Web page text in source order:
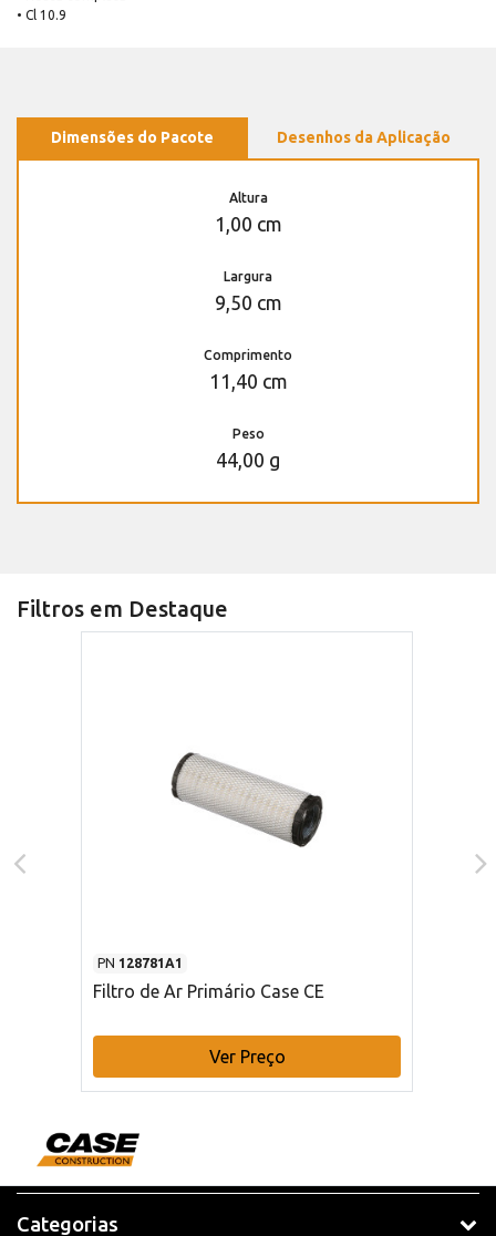
• Cl 10.9
Dimensões do Pacote Desenhos da Aplicação
Altura
1,00 cm
Largura
9,50 cm
Comprimento
11,40 cm
Peso
44,00 g
Filtros em Destaque
PN 128781A1
Filtro de Ar Primário Case CE
Ver Preço
Categorias